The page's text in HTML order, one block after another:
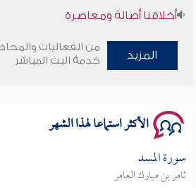
أخلاقنا أصالة ومعاصرة
وأمنهم من خوف 9
المزيد
من الفعاليات
خدمة البث المباشر
الأكثر استماعا لهذا الشهر
سورة المسد
ثامر بن مبارك العامر